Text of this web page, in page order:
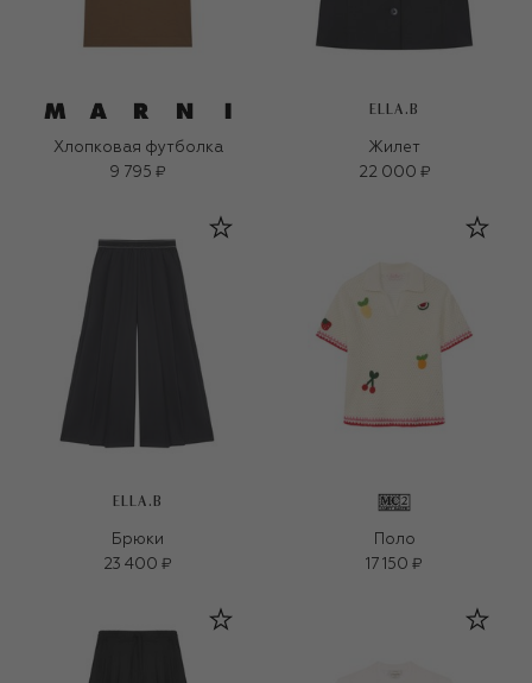
Хлопковая футболка
9 795 ₽
ELLA.B
Жилет
22 000 ₽
ELLA.B
Брюки
23 400 ₽
Поло
17 150 ₽